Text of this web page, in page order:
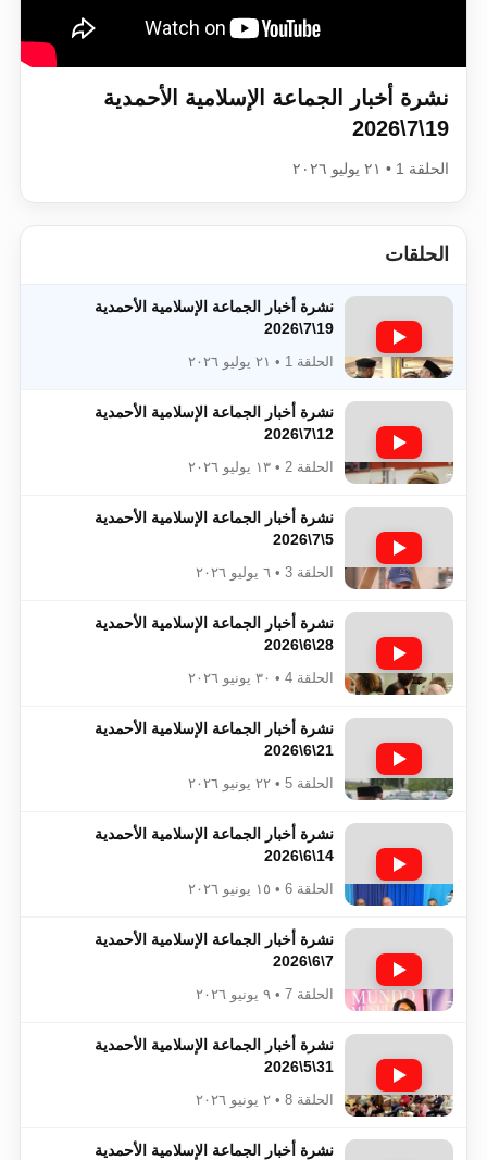
اقرأ هذا الكتاب وتعرّف على حقيقة
نشرة أخبار الجماعة الإسلامية الأحمدية
19\7\2026
الحلقة 1 • ٢١ يوليو ٢٠٢٦
الحلقات
نشرة أخبار الجماعة الإسلامية الأحمدية
19\7\2026
الحلقة 1 • ٢١ يوليو ٢٠٢٦
نشرة أخبار الجماعة الإسلامية الأحمدية
12\7\2026
الحلقة 2 • ١٣ يوليو ٢٠٢٦
نشرة أخبار الجماعة الإسلامية الأحمدية
5\7\2026
الحلقة 3 • ٦ يوليو ٢٠٢٦
نشرة أخبار الجماعة الإسلامية الأحمدية
28\6\2026
الحلقة 4 • ٣٠ يونيو ٢٠٢٦
نشرة أخبار الجماعة الإسلامية الأحمدية
21\6\2026
الحلقة 5 • ٢٢ يونيو ٢٠٢٦
نشرة أخبار الجماعة الإسلامية الأحمدية
14\6\2026
الحلقة 6 • ١٥ يونيو ٢٠٢٦
نشرة أخبار الجماعة الإسلامية الأحمدية
7\6\2026
الحلقة 7 • ٩ يونيو ٢٠٢٦
نشرة أخبار الجماعة الإسلامية الأحمدية
31\5\2026
الحلقة 8 • ٢ يونيو ٢٠٢٦
نشرة أخبار الجماعة الإسلامية الأحمدية